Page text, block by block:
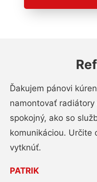
Ďakujem pánovi
namontovať
spokojný, ako so
komunikáciou. Určite
vytknúť.
PATRIK